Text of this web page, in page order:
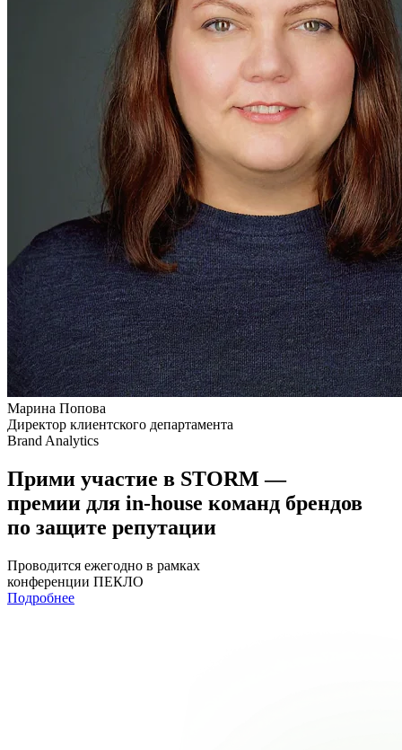
Марина Попова
Директор клиентского департамента
Brand Analytics
Прими участие в STORM —
премии для in-house команд брендов
по защите репутации
Проводится ежегодно в рамках
конференции ПЕКЛО
Подробнее